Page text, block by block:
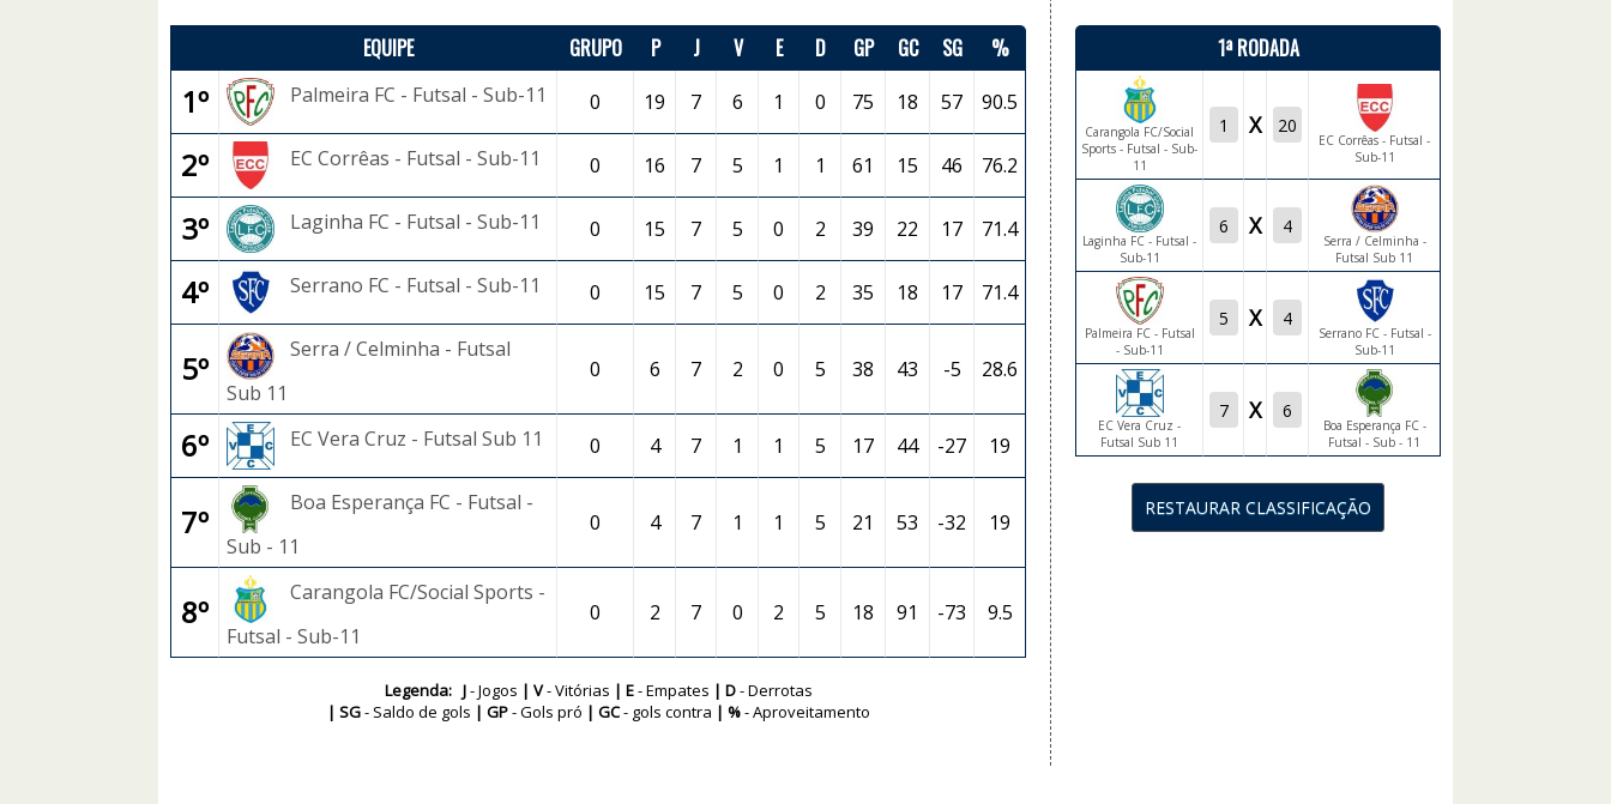
EQUIPE GRUPO P J V E D GP GC SG %
1º Palmeira FC - Futsal - Sub-11 0 19 7 6 1 0 75 18 57 90.5
2º EC Corrêas - Futsal - Sub-11 0 16 7 5 1 1 61 15 46 76.2
3º Laginha FC - Futsal - Sub-11 0 15 7 5 0 2 39 22 17 71.4
4º Serrano FC - Futsal - Sub-11 0 15 7 5 0 2 35 18 17 71.4
5º
Serra / Celminha - Futsal
Sub 11
0 6 7 2 0 5 38 43 -5 28.6
6º EC Vera Cruz - Futsal Sub 11 0 4 7 1 1 5 17 44 -27 19
7º
Boa Esperança FC - Futsal -
Sub - 11
0 4 7 1 1 5 21 53 -32 19
8º
Carangola FC/Social Sports -
Futsal - Sub-11
0 2 7 0 2 5 18 91 -73 9.5
Legenda: J- Jogos | V- Vitórias | E- Empates | D- Derrotas
| SG- Saldo de gols | GP- Gols pró | GC- gols contra | %- Aproveitamento
1ª RODADA
Carangola FC/Social
Sports - Futsal - Sub-
11
X
EC Corrêas - Futsal -
Sub-11
Laginha FC - Futsal -
Sub-11
X
Serra / Celminha -
Futsal Sub 11
Palmeira FC - Futsal
- Sub-11
X
Serrano FC - Futsal -
Sub-11
EC Vera Cruz -
Futsal Sub 11
X
Boa Esperança FC -
Futsal - Sub - 11